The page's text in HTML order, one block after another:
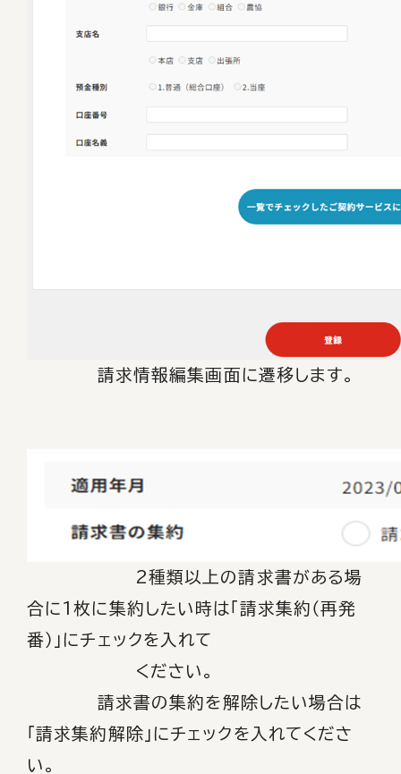
請求情報編集画面に遷移します。
2種類以上の請求書がある場
合に1枚に集約したい時は 「請求集約（再発
番）」にチェックを入れて
ください。
請求書の集約を解除したい場合は
「請求集約解除」にチェックを入れてくださ
い。